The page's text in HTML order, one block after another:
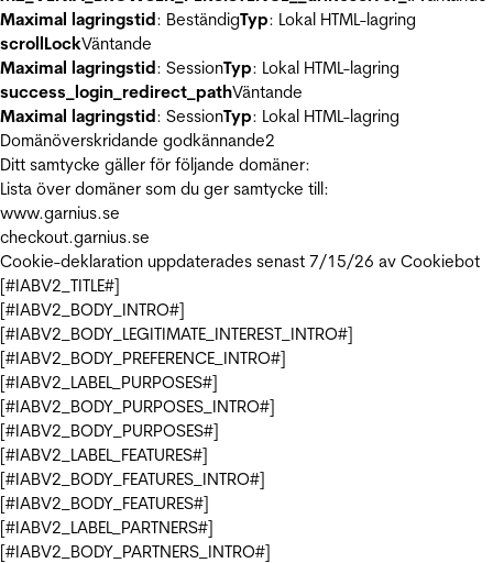
Maximal lagringstid: BeständigTyp: Lokal HTML-lagring
scrollLockVäntande
Maximal lagringstid: SessionTyp: Lokal HTML-lagring
success_login_redirect_pathVäntande
Maximal lagringstid: SessionTyp: Lokal HTML-lagring
Domänöverskridande godkännande2
Ditt samtycke gäller för följande domäner:
Lista över domäner som du ger samtycke till:
www.garnius.se
checkout.garnius.se
Cookie-deklaration uppdaterades senast 7/15/26 av Cookiebot
[#IABV2_TITLE#]
[#IABV2_BODY_INTRO#]
[#IABV2_BODY_LEGITIMATE_INTEREST_INTRO#]
[#IABV2_BODY_PREFERENCE_INTRO#]
[#IABV2_LABEL_PURPOSES#]
[#IABV2_BODY_PURPOSES_INTRO#]
[#IABV2_BODY_PURPOSES#]
[#IABV2_LABEL_FEATURES#]
[#IABV2_BODY_FEATURES_INTRO#]
[#IABV2_BODY_FEATURES#]
[#IABV2_LABEL_PARTNERS#]
[#IABV2_BODY_PARTNERS_INTRO#]